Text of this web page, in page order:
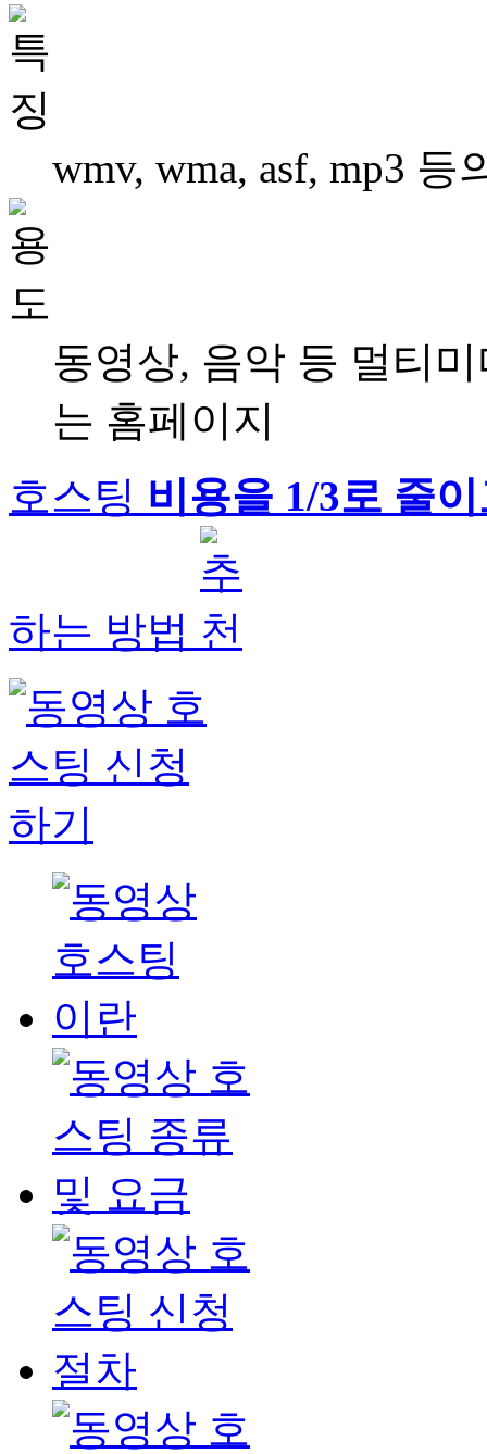
wmv, wma, asf, mp3
동영상, 음악 등 멀티
는 홈페이지
호스팅 비용을 1/3로 줄
하는 방법